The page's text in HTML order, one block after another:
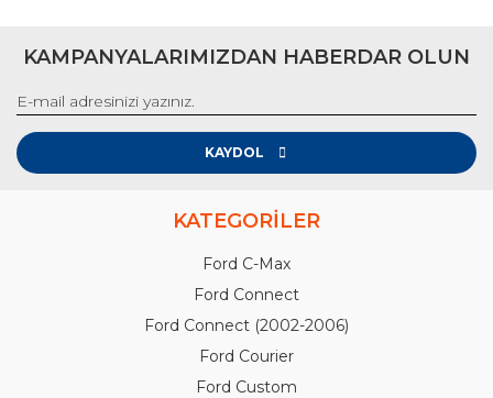
KAMPANYALARIMIZDAN HABERDAR OLUN
KAYDOL
KATEGORİLER
Ford C-Max
Ford Connect
Ford Connect (2002-2006)
Ford Courier
Ford Custom